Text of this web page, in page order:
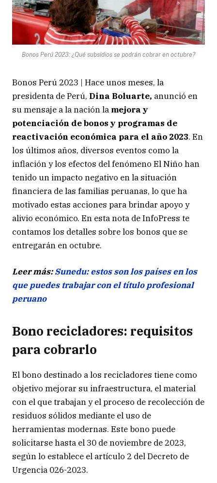
Bonos Perú 2023: ¿Qué subsidios se podrán cobrar en octubre?
Bonos Perú 2023 | Hace unos meses, la
presidenta de Perú, Dina Boluarte, anunció en
su mensaje a la nación la mejora y
potenciación de bonos y programas de
reactivación económica para el año 2023. En
los últimos años, diversos eventos como la
inflación y los efectos del fenómeno El Niño han
tenido un impacto negativo en la situación
financiera de las familias peruanas, lo que ha
motivado estas acciones para brindar apoyo y
alivio económico. En esta nota de InfoPress te
contamos los detalles sobre los bonos que se
entregarán en octubre.
Leer más:Sunedu: estos son los países en los
que puedes trabajar con el título profesional
peruano
Bono recicladores: requisitos
para cobrarlo
El bono destinado a los recicladores tiene como
objetivo mejorar su infraestructura, el material
con el que trabajan y el proceso de recolección de
residuos sólidos mediante el uso de
herramientas modernas. Este bono puede
solicitarse hasta el 30 de noviembre de 2023,
según lo establece el artículo 2 del Decreto de
Urgencia 026-2023.